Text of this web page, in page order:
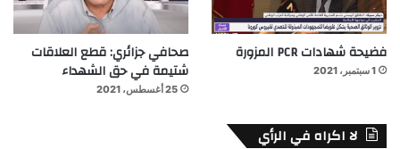
فضيحة شهادات PCR المزورة
1 سبتمبر، 2021
صحافي جزائري: قطع العلاقات
شتيمة في حق الشهداء
25 أغسطس، 2021
لا اكراه في الرأي